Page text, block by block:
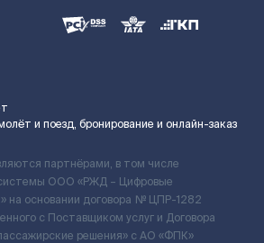
и поезд, бронирование и онлайн-заказ
партнёрами, в том числе
системы ООО «РЖД – Цифровые
на основании договора № ЦПР-1282
с Поставщиком услуг и Договора
решения» c АО «ФПК»